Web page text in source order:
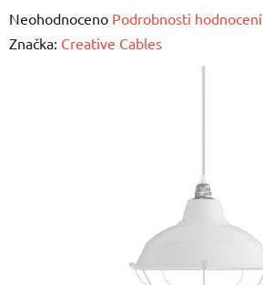
Průměrné
hodnocení
Neohodnoceno Podrobnosti hodnocení
Značka: Creative Cables